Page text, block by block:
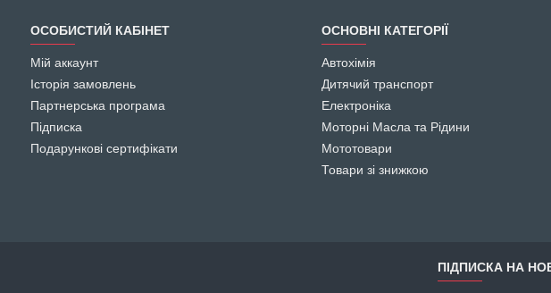
ОСОБИСТИЙ КАБІНЕТ
Мій аккаунт
Історія замовлень
Партнерська програма
Підписка
Подарункові сертифікати
ОСНОВНІ КАТЕГОРІЇ
Автохімія
Дитячий транспорт
Електроніка
Моторні Масла та Рідини
Мототовари
Товари зі знижкою
ПІДПИСКА НА